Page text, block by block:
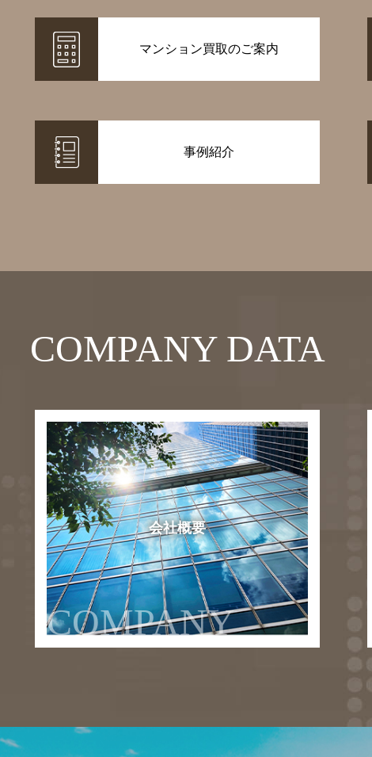
マンション買取のご案内
事例紹介
COMPANY DATA
会社概要
COMPANY